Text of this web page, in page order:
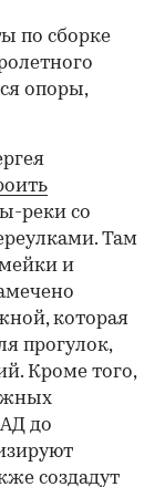
по сборке
опоры,
реки со
Там
и
которая
прогулок,
Кроме того,
до
создадут